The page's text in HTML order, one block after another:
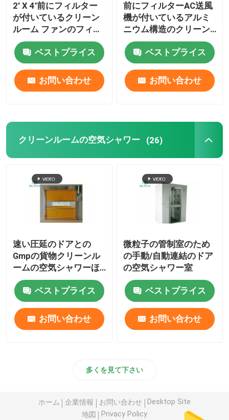
2' X 4'前にフィルター
が付いているクリーン
ルーム ファンのフィル
ター ユニットのFfuの
エネルギー効率欧州共
同体の送風機
ベストプライス
お問い合わせ
前にフィルターAC送風
機が付いているアルミ
ニウム構造のクリーン
ルーム フィルター シス
テム ベストプライス
お問い合わせ
クリーンルームの空気シャワー (26)
速い圧延のドアとの
Gmpの貨物クリーンル
ームの空気シャワーほ
こりのない380V 3P
60Hz ベストプライス
お問い合わせ
微粒子の管制室のため
の手動/自動連結のドア
の空気シャワー室
ベストプライス
お問い合わせ
多くを見て下さい
ホーム 企業情報 お問い合わせ
Desktop Site
地図
Privacy Policy